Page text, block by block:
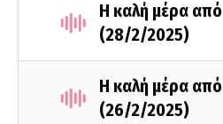
Η καλή μέρα
(28/2/2025)
Η καλή μέρα
(26/2/2025)